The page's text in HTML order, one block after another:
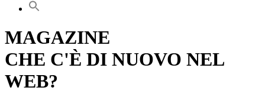
MAGAZINE
CHE C'È DI NUOVO NEL
WEB?